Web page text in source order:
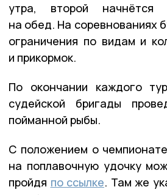
утра, второй начнётся
на обед. На соревнованиях
ограничения по видам и
и прикормок.
По окончании каждого
судейской бригады
пойманной рыбы.
С положением о
на поплавочную удочку
пройдя по ссылке. Там же